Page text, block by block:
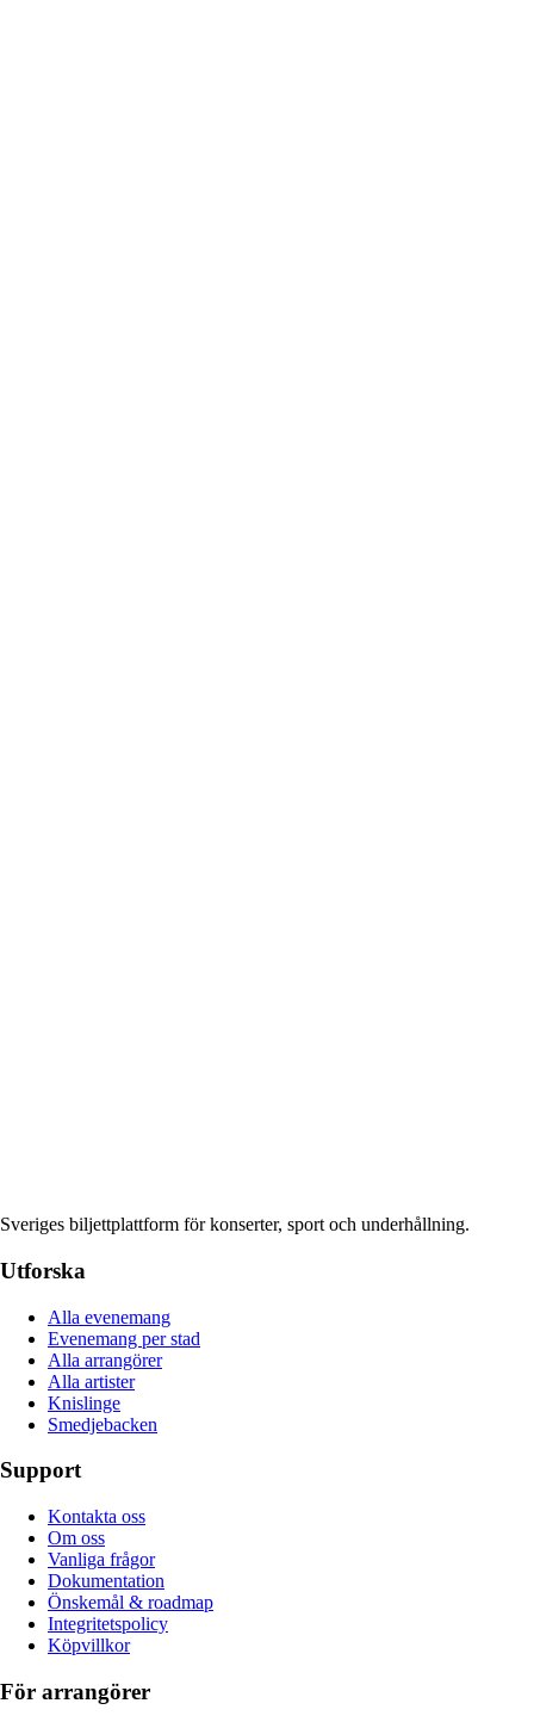
Sveriges biljettplattform för konserter, sport och underhållning.
Utforska
Alla evenemang
Evenemang per stad
Alla arrangörer
Alla artister
Knislinge
Smedjebacken
Support
Kontakta oss
Om oss
Vanliga frågor
Dokumentation
Önskemål & roadmap
Integritetspolicy
Köpvillkor
För arrangörer